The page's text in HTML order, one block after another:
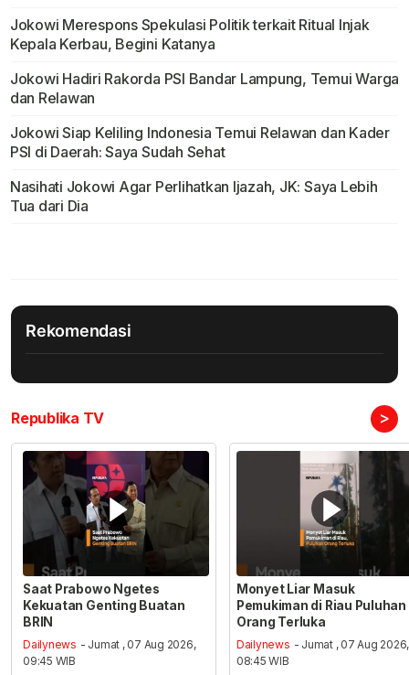
Jokowi Merespons Spekulasi Politik terkait Ritual Injak
Kepala Kerbau, Begini Katanya
Jokowi Hadiri Rakorda PSI Bandar Lampung, Temui Warga
dan Relawan
Jokowi Siap Keliling Indonesia Temui Relawan dan Kader
PSI di Daerah: Saya Sudah Sehat
Nasihati Jokowi Agar Perlihatkan Ijazah, JK: Saya Lebih
Tua dari Dia
Rekomendasi
Republika TV >
Saat Prabowo Ngetes
Kekuatan Genting Buatan
BRIN
Dailynews - Jumat , 07 Aug 2026,
09:45 WIB
Monyet Liar Masuk
Pemukiman di Riau Puluhan
Orang Terluka
Dailynews - Jumat , 07 Aug 2026,
08:45 WIB